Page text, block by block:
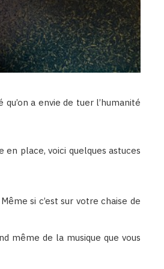
a envie de tuer l’humanité
place, voici quelques astuces
si c’est sur votre chaise de
même de la musique que vous